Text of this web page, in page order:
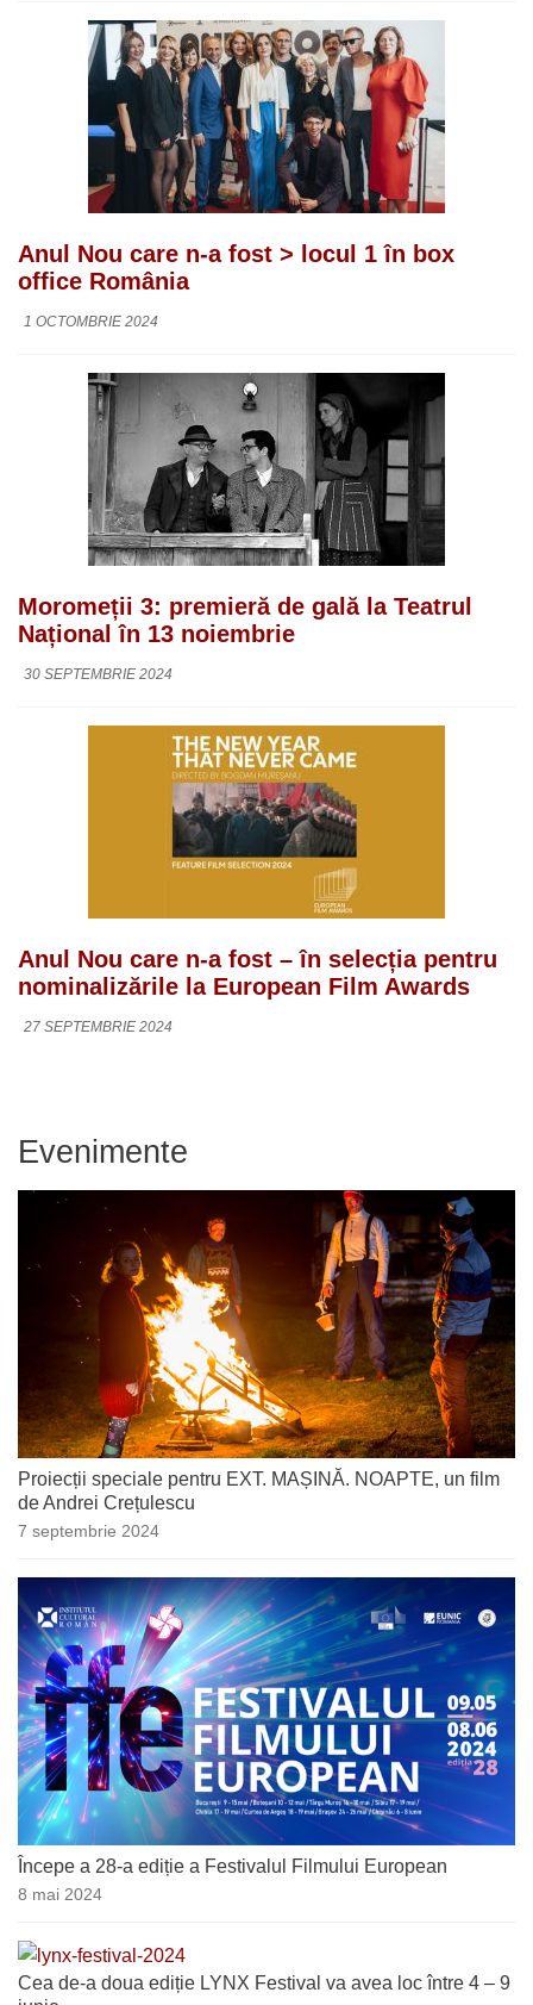
Anul Nou care n-a fost > locul 1 în box
office România
1 OCTOMBRIE 2024
Moromeții 3: premieră de gală la Teatrul
Național în 13 noiembrie
30 SEPTEMBRIE 2024
Anul Nou care n-a fost – în selecția pentru
nominalizările la European Film Awards
27 SEPTEMBRIE 2024
Evenimente
Proiecții speciale pentru EXT. MAȘINĂ. NOAPTE, un film
de Andrei Crețulescu
7 septembrie 2024
Începe a 28-a ediție a Festivalul Filmului European
8 mai 2024
Cea de-a doua ediție LYNX Festival va avea loc între 4 – 9